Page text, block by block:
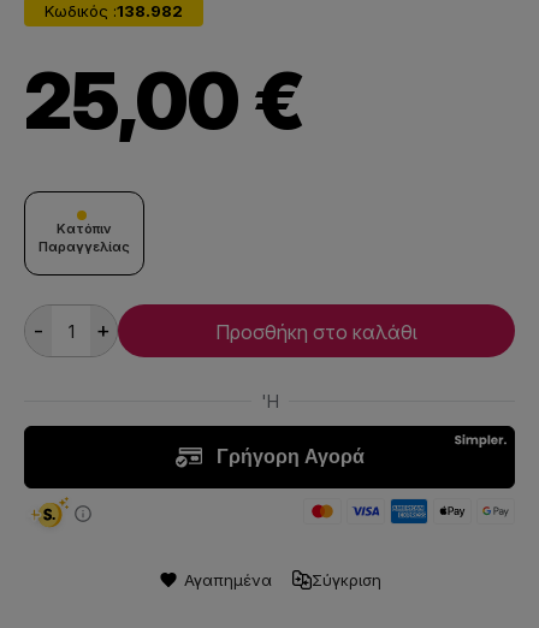
Κωδικός :138.982
25,00 €
Κατόπιν
Παραγγελίας
- + Προσθήκη στο καλάθι
Αγαπημένα Σύγκριση